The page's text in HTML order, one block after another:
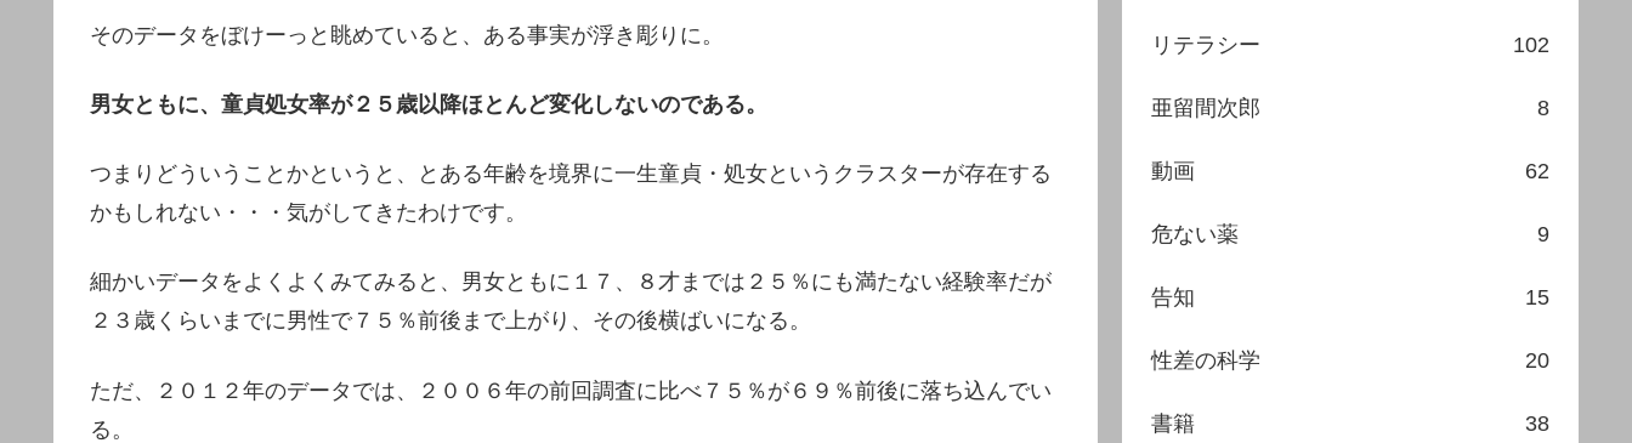
そのデータをぼけーっと眺めていると、ある事実が浮き彫りに。
男女ともに、童貞処女率が２５歳以降ほとんど変化しないのである。
つまりどういうことかというと、とある年齢を境界に一生童貞・処女というクラスターが存在する
かもしれない・・・気がしてきたわけです。
細かいデータをよくよくみてみると、男女ともに１７、８才までは２５％にも満たない経験率だが
２３歳くらいまでに男性で７５％前後まで上がり、その後横ばいになる。
ただ、２０１２年のデータでは、２００６年の前回調査に比べ７５％が６９％前後に落ち込んでい
る。
リテラシー 102
亜留間次郎 8
動画 62
危ない薬 9
告知 15
性差の科学 20
書籍 38